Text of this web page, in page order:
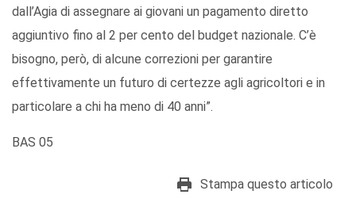
dall’Agia di assegnare ai giovani un pagamento diretto
aggiuntivo fino al 2 per cento del budget nazionale. C’è
bisogno, però, di alcune correzioni per garantire
effettivamente un futuro di certezze agli agricoltori e in
particolare a chi ha meno di 40 anni”.
BAS 05
Stampa questo articolo